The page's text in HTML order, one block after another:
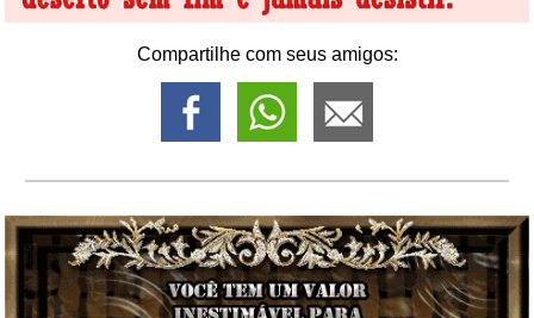
Compartilhe com seus amigos: